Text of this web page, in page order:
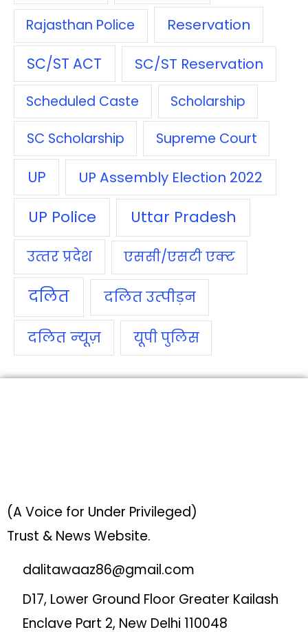
Rajasthan Police Reservation
SC/ST ACT SC/ST Reservation
Scheduled Caste Scholarship
SC Scholarship Supreme Court
UP UP Assembly Election 2022
UP Police Uttar Pradesh
उत्‍तर प्रदेश एससी/एसटी एक्‍ट
दलित दलित उत्‍पीड़न
दलित न्‍यूज़ यूपी पुलिस
(A Voice for Under Privileged)
Trust & News Website.
dalitawaaz86@gmail.com
D17, Lower Ground Floor Greater Kailash
Enclave Part 2, New Delhi 110048